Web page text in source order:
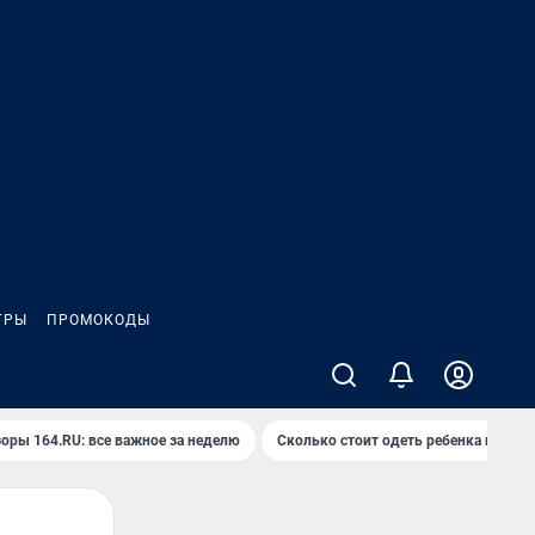
ПРОМОКОДЫ
164.RU: все важное за неделю Сколько стоит одеть ребенка на